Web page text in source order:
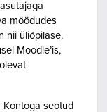
möödudes
nii üliõpilase,
Moodle’is,
seotud